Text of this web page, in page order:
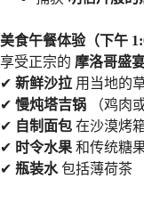
美食午餐体验（下午
享受正宗的 摩洛哥盛
✔ 新鲜沙拉 用当地的
✔ 慢炖塔吉锅 （鸡肉
✔ 自制面包 在沙漠烤
✔ 时令水果 和传统糖
✔ 瓶装水包括薄荷茶